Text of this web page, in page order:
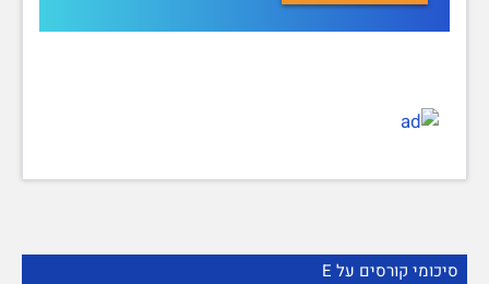
סיכומי קורסים על E